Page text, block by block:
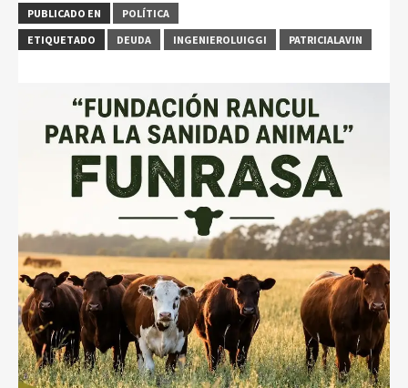
PUBLICADO EN
POLÍTICA
ETIQUETADO
DEUDA INGENIEROLUIGGI PATRICIALAVIN